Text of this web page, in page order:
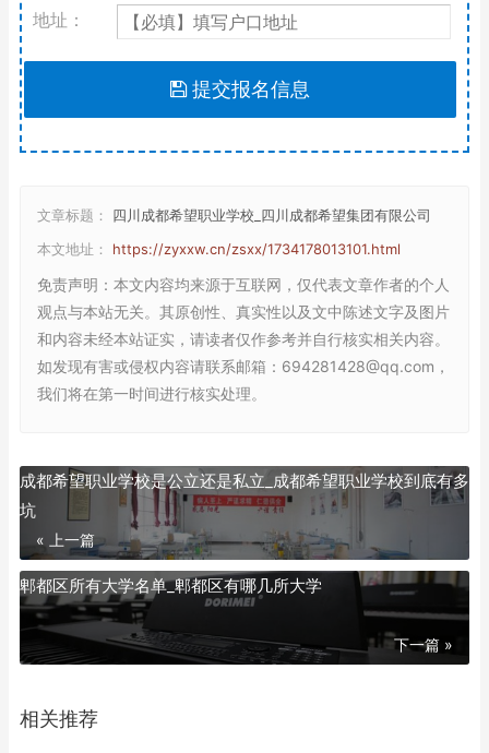
地址：
提交报名信息
文章标题： 四川成都希望职业学校_四川成都希望集团有限公司
本文地址： https://zyxxw.cn/zsxx/1734178013101.html
免责声明 ：本文内容均来源于互联网，仅代表文章作者的个人
观点与本站无关。其原创性、真实性以及文中陈述文字及图片
和内容未经本站证实，请读者仅作参考并自行核实相关内容。
如发现有害或侵权内容请联系邮箱：694281428@qq.com，
我们将在第一时间进行核实处理。
成都希望职业学校是公立还是私立_成都希望职业学校到底有多
坑
« 上一篇
郫都区所有大学名单_郫都区有哪几所大学
下一篇 »
相关推荐